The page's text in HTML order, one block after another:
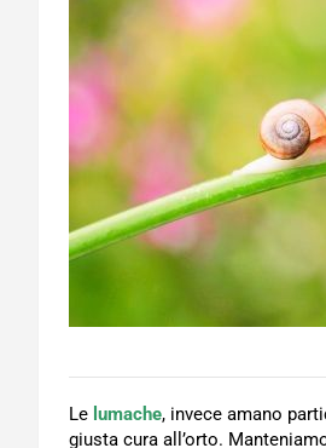
Le lumache, invece amano
giusta cura all’orto.